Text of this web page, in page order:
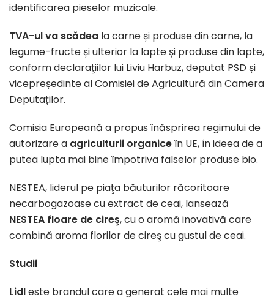
identificarea pieselor muzicale.
TVA-ul va scădea la carne și produse din carne, la
legume-fructe și ulterior la lapte și produse din lapte,
conform declaraţiilor lui Liviu Harbuz, deputat PSD și
vicepreședinte al Comisiei de Agricultură din Camera
Deputaților.
Comisia Europeană a propus înăsprirea regimului de
autorizare a agriculturii organiceîn UE, în ideea de a
putea lupta mai bine împotriva falselor produse bio.
NESTEA, liderul pe piaţa băuturilor răcoritoare
necarbogazoase cu extract de ceai, lansează
NESTEA floare de cireş, cu o aromă inovativă care
combină aroma florilor de cireş cu gustul de ceai.
Studii
Lidleste brandul care a generat cele mai multe